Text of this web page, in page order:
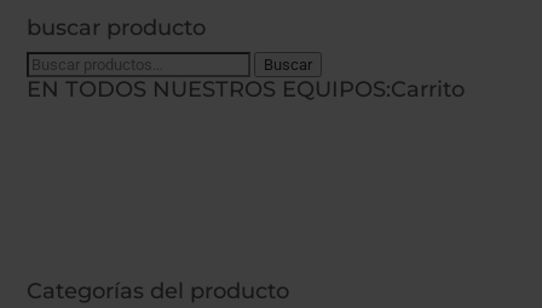
buscar producto
Buscar
por:
Buscar
EN TODOS NUESTROS EQUIPOS:Carrito
Categorías del producto